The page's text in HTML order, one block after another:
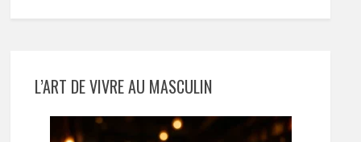
L’ART DE VIVRE AU MASCULIN